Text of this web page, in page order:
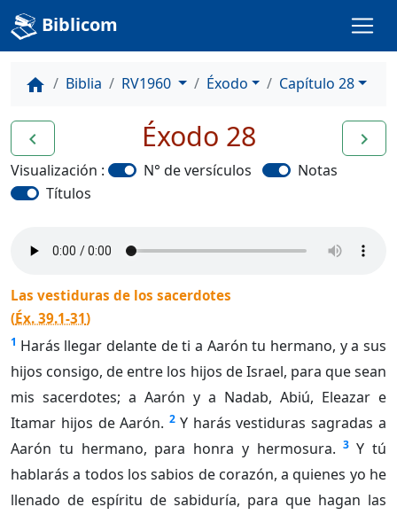
Biblicom
home Biblia RV1960 Éxodo Capítulo 28
navigate_before navigate_next
Éxodo 28
Visualización : N° de versículos
Notas
Títulos
Las vestiduras de los sacerdotes
(Éx. 39.1-31)
1 Harás llegar delante de ti a Aarón tu hermano, y a sus
hijos consigo, de entre los hijos de Israel, para que sean
mis sacerdotes; a Aarón y a Nadab, Abiú, Eleazar e
Itamar hijos de Aarón. 2 Y harás vestiduras sagradas a
Aarón tu hermano, para honra y hermosura. 3 Y tú
hablarás a todos los sabios de corazón, a quienes yo he
llenado de espíritu de sabiduría, para que hagan las